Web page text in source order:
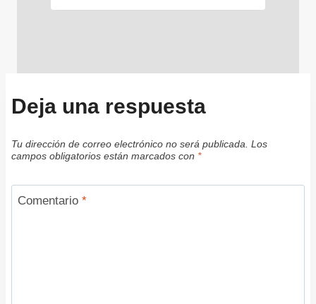
Deja una respuesta
Tu dirección de correo electrónico no será publicada. Los
campos obligatorios están marcados con *
Comentario *